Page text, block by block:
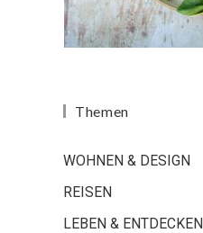
Themen
WOHNEN & DESIGN
REISEN
LEBEN & ENTDECKEN